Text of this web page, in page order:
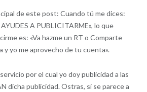
de este post: Cuando tú me dices:
A PUBLICITARME», lo que
es: «Va hazme un RT o Comparte
y yo me aprovecho de tu cuenta».
por el cual yo doy publicidad a las
dicha publicidad. Ostras, si se parece a